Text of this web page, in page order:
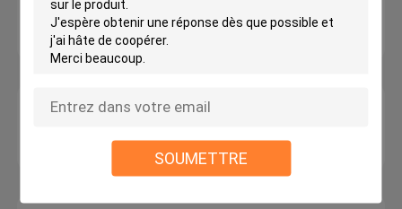
SOUMETTRE
4.5kg Ultra léger Téléscoping échelle en
aluminium 3,8m Max hauteur anti-choc
Profil d'aluminium de coin
Profil d'extrusion de coin en aluminium de type L